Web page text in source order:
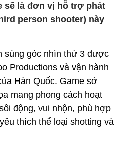
sẽ là đơn vị hỗ trợ phát
person shooter) này
súng góc nhìn thứ 3 được
Productions và vận hành
Hàn Quốc. Game sở
mang phong cách hoạt
động, vui nhộn, phù hợp
thích thể loại shotting và